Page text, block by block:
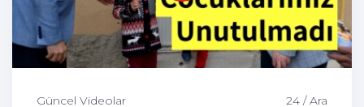
Güncel Videolar 24 / Ara